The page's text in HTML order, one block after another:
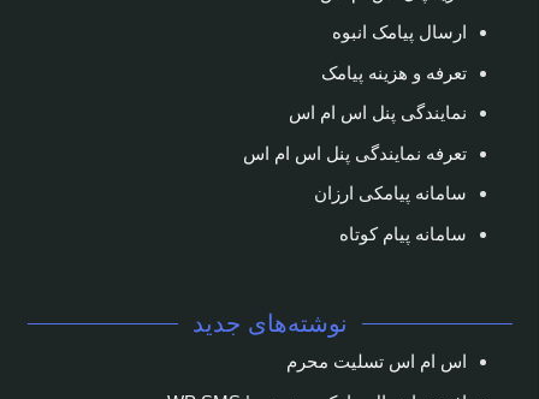
ارسال پیامک انبوه
تعرفه و هزینه پیامک
نمایندگی پنل اس ام اس
تعرفه نمایندگی پنل اس ام اس
سامانه پیامکی ارزان
سامانه پیام کوتاه
نوشته‌های جدید
اس ام اس تسلیت محرم